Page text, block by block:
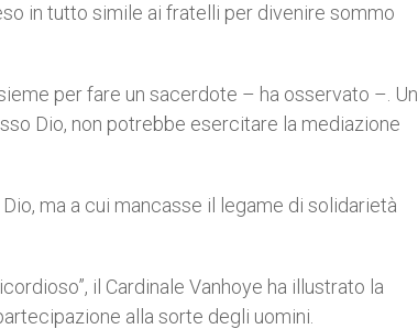
in tutto simile ai fratelli per divenire sommo
per fare un sacerdote – ha osservato –. Un
Dio, non potrebbe esercitare la mediazione
ma a cui mancasse il legame di solidarietà
il Cardinale Vanhoye ha illustrato la
alla sorte degli uomini.